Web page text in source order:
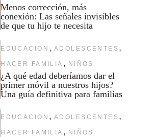
Menos corrección, más
conexión: Las señales invisibles
de que tu hijo te necesita
EDUCACION , ADOLESCENTES ,
HACER FAMILIA , NIÑOS
¿A qué edad deberíamos dar el
primer móvil a nuestros hijos?
Una guía definitiva para familias
EDUCACION , ADOLESCENTES ,
HACER FAMILIA , NIÑOS